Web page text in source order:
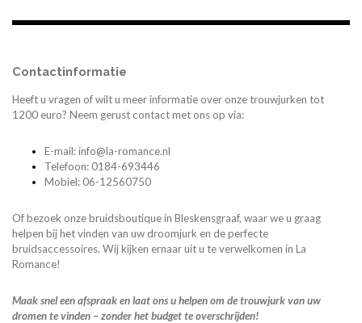
Contactinformatie
Heeft u vragen of wilt u meer informatie over onze trouwjurken tot
1200 euro? Neem gerust contact met ons op via:
E-mail: info@la-romance.nl
Telefoon: 0184-693446
Mobiel: 06-12560750
Of bezoek onze bruidsboutique in Bleskensgraaf, waar we u graag
helpen bij het vinden van uw droomjurk en de perfecte
bruidsaccessoires. Wij kijken ernaar uit u te verwelkomen in La
Romance!
Maak snel een afspraak en laat ons u helpen om de trouwjurk van uw
dromen te vinden – zonder het budget te overschrijden!